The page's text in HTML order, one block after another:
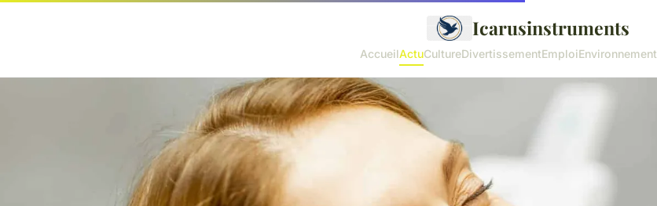
Icarusinstruments
AccueilActuCultureDivertissementEmploiEnvironnement